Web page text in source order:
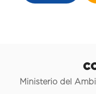
Ministerio del